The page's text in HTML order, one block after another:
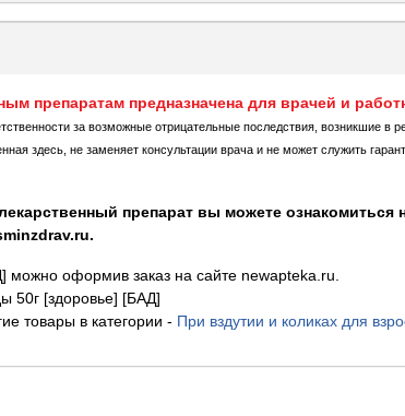
препаратам предназначена для врачей и
за возможные отрицательные последствия, возникшие в
здесь, не заменяет консультации врача и не может служить
препарат вы можете ознакомиться
можно оформив заказ на сайте newapteka.ru.
50г [здоровье] [БАД]
товары в категории - При вздутии и коликах для